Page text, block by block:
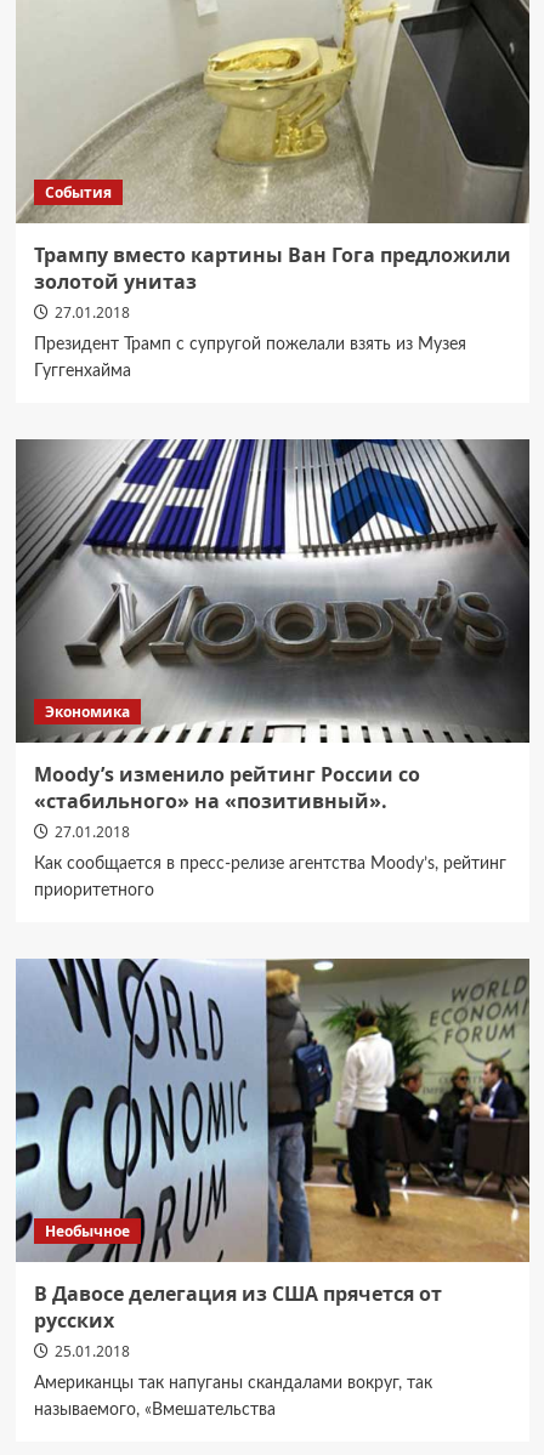
События
Трампу вместо картины Ван Гога предложили
золотой унитаз
27.01.2018
Президент Трамп с супругой пожелали взять из Музея
Гуггенхайма
Экономика
Moody’s изменило рейтинг России со
«стабильного» на «позитивный».
27.01.2018
Как сообщается в пресс-релизе агентства Moody’s, рейтинг
приоритетного
Необычное
В Давосе делегация из США прячется от
русских
25.01.2018
Американцы так напуганы скандалами вокруг, так
называемого, «Вмешательства